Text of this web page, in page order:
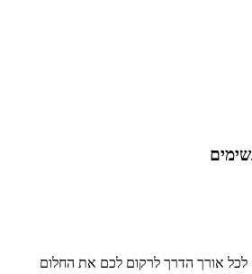
לכל אורך הדרך לרקום לכם את החלום